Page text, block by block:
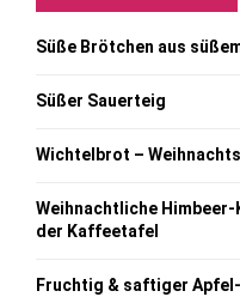
Süße Brötchen aus
Süßer Sauerteig
Wichtelbrot –
Weihnachtliche
der Kaffeetafel
Fruchtig & saftiger